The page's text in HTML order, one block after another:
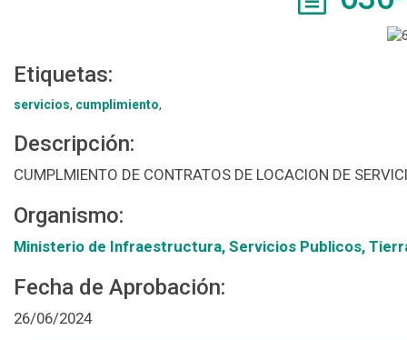
Etiquetas:
servicios, cumplimiento,
Descripción:
CUMPLMIENTO DE CONTRATOS DE LOCACION DE
Organismo:
Ministerio de Infraestructura, Servicios Publicos,
Fecha de Aprobación:
26/06/2024